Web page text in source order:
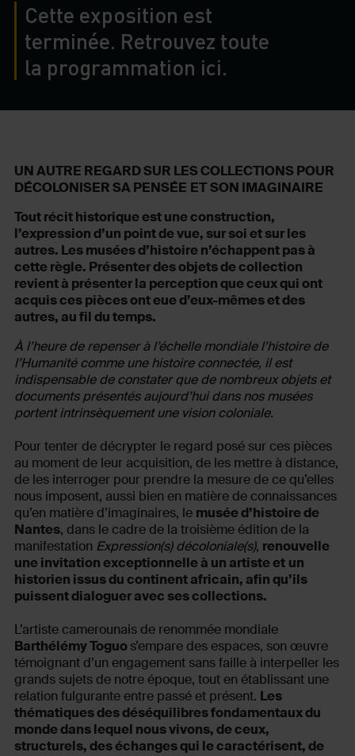
Cette exposition est
terminée. Retrouvez toute
la programmation ici.
UN AUTRE REGARD SUR LES COLLECTIONS POUR
DÉCOLONISER SA PENSÉE ETSON IMAGINAIRE
Tout récit historique est une construction,
l’expression d’un point de vue, sur soi et sur les
autres. Les musées d’histoire n’échappent pas à
cette règle. Présenter des objets de collection
revient à présenter la perception que ceux qui ont
acquis ces pièces ont eue d’eux-mêmes et des
autres, au fil du temps.
À l’heure de repenser à l’échelle mondiale l’histoire de
l’Humanité comme une histoire connectée, il est
indispensable de constater que de nombreux objets et
documents présentés aujourd’hui dans nos musées
portent intrinsèquement une vision coloniale.
Pour tenter de décrypter le regard posé sur ces pièces
au moment de leur acquisition, de les mettre à distance,
de les interroger pour prendre la mesure de ce qu’elles
nous imposent, aussi bien en matière de connaissances
qu’en matière d’imaginaires, le musée d’histoire de
Nantes, dans le cadre de la troisième édition de la
manifestation Expression(s) décoloniale(s), renouvelle
une invitation exceptionnelle à un artisteet un
historien issus du continent africain, afin qu’ils
puissent dialoguer avec ses collections.
L’artiste camerounais de renommée mondiale
Barthélémy Toguos’empare des espaces, son œuvre
témoignant d’un engagement sans faille à interpeller les
grands sujets de notre époque, tout en établissant une
relation fulgurante entre passé et présent. Les
thématiques des déséquilibres fondamentaux du
monde dans lequel nous vivons, de ceux,
structurels, des échanges qui le caractérisent, de